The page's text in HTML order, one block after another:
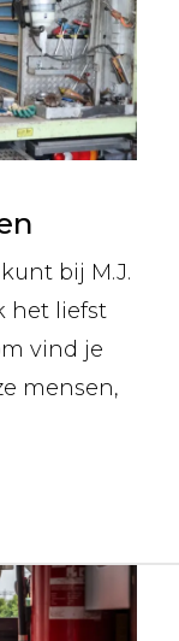
bij M.J.
het liefst
vind je
mensen,